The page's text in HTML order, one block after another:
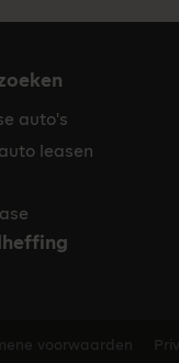
auto's
leasen
voorwaarden